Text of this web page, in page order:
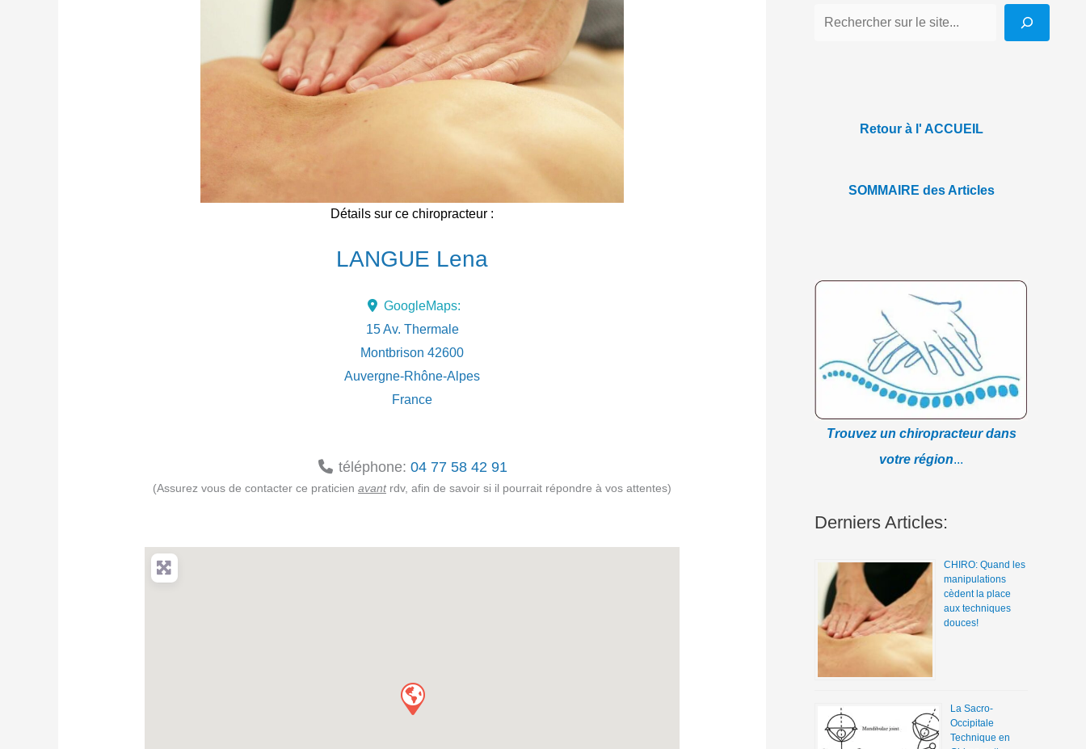
Détails sur ce chiropracteur :
LANGUE Lena
GoogleMaps:
15 Av. Thermale
Montbrison 42600
Auvergne-Rhône-Alpes
France
téléphone:04 77 58 42 91
(Assurez vous de contacter ce praticien avant rdv, afin de savoir si il pourrait répondre à vos attentes)
Retour à l' ACCUEIL
SOMMAIRE des Articles
Trouvez un chiropracteur dans
votre région...
Derniers Articles:
CHIRO: Quand les
manipulations
cèdent la place
aux techniques
douces!
La Sacro-
Occipitale
Technique en